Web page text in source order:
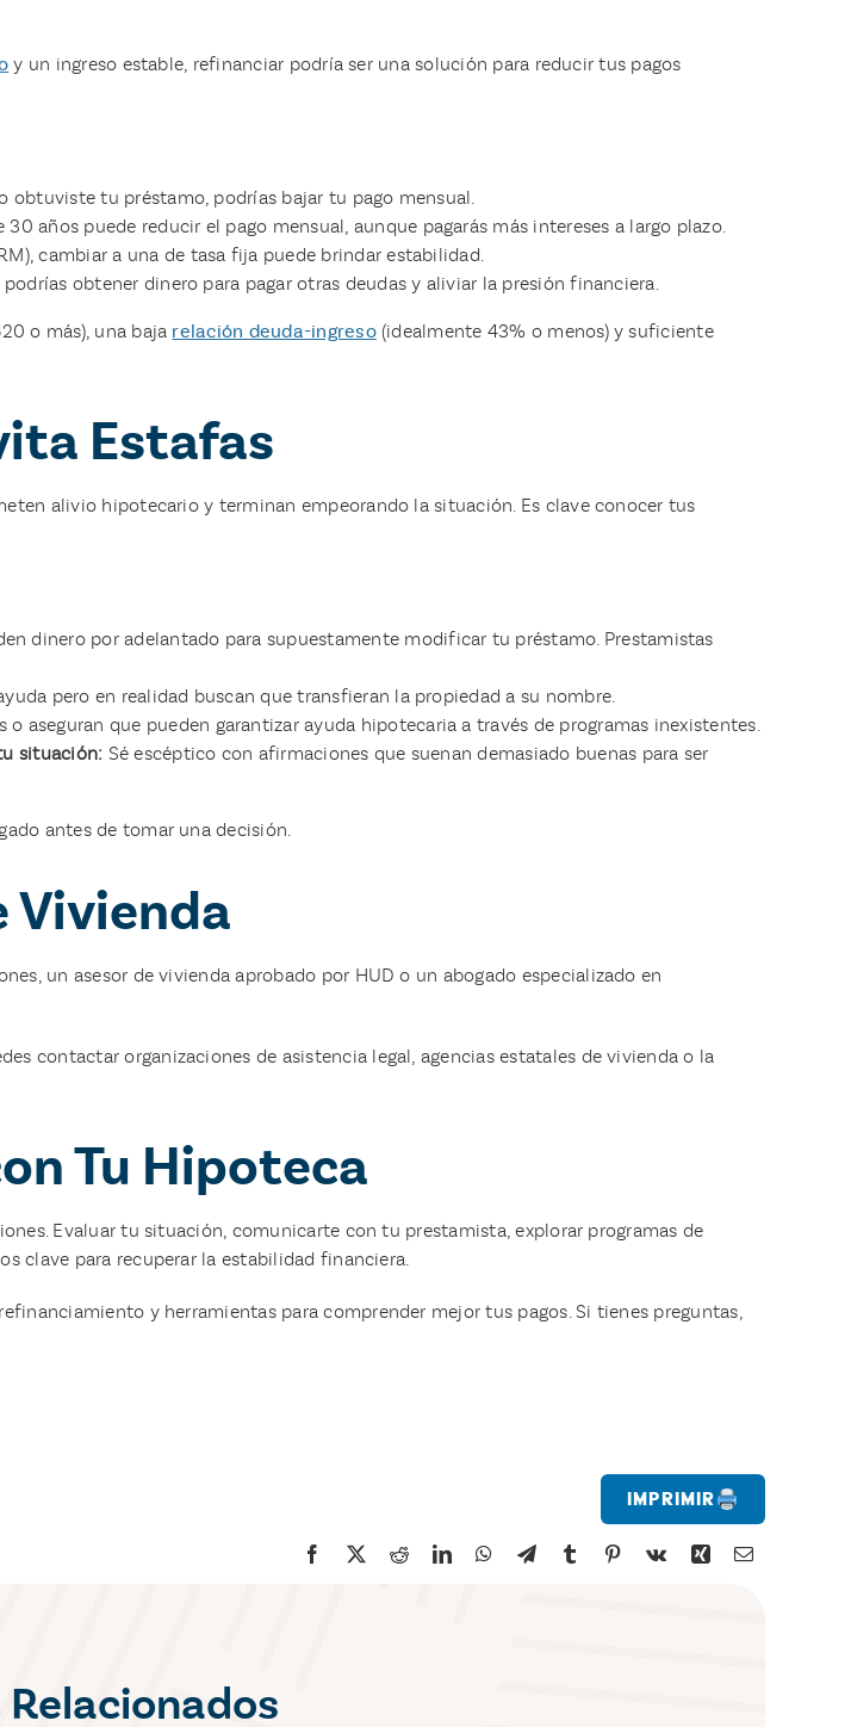
y un ingreso estable, refinanciar podría ser una solución para reducir tus pagos
obtuviste tu préstamo, podrías bajar tu pago mensual.
30 años puede reducir el pago mensual, aunque pagarás más intereses a largo plazo.
cambiar a una de tasa fija puede brindar estabilidad.
obtener dinero para pagar otras deudas y aliviar la presión financiera.
o más), una baja relación deuda-ingreso(idealmente 43% o menos) y suficiente
Estafas
alivio hipotecario y terminan empeorando la situación. Es clave conocer tus
dinero por adelantado para supuestamente modificar tu préstamo. Prestamistas
pero en realidad buscan que transfieran la propiedad a su nombre.
o aseguran que pueden garantizar ayuda hipotecaria a través de programas inexistentes.
situación: Sé escéptico con afirmaciones que suenan demasiado buenas para ser
antes de tomar una decisión.
Vivienda
un asesor de vivienda aprobado por HUD o un abogado especializado en
contactar organizaciones de asistencia legal, agencias estatales de vivienda o la
Tu Hipoteca
Evaluar tu situación, comunicarte con tu prestamista, explorar programas de
clave para recuperar la estabilidad financiera.
y herramientas para comprender mejor tus pagos. Si tienes preguntas,
Imprimir